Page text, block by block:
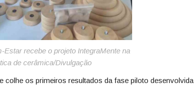
Estar recebe o projeto IntegraMente na
de cerâmica/Divulgação
colhe os primeiros resultados da fase piloto desenvolvida